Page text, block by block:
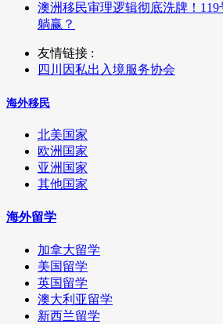
澳洲移民审理逻辑彻底洗牌！
躺赢？
友情链接 :
四川因私出入境服务协会
海外移民
北美国家
欧洲国家
亚洲国家
其他国家
海外留学
加拿大留学
美国留学
英国留学
澳大利亚留学
新西兰留学